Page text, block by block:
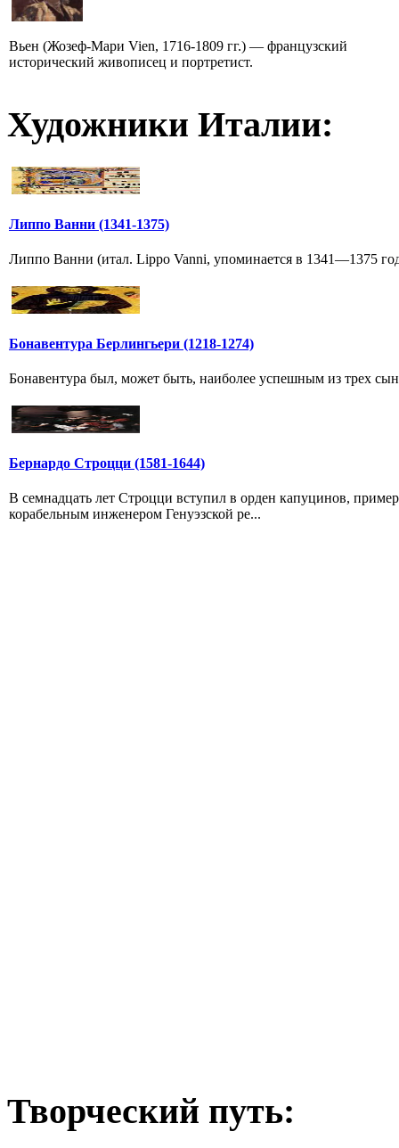
Вьен (Жозеф-Мари Vien, 1716-1809 гг.) — французский
исторический живописец и портретист.
Художники Италии:
Липпо Ванни (1341-1375)
Липпо Ванни (итал. Lippo Vanni, упоминается в 1341—1375
Бонавентура Берлингьери (1218-1274)
Бонавентура был, может быть, наиболее успешным из трех
Бернардо Строцци (1581-1644)
В семнадцать лет Строцци вступил в орден капуцинов,
корабельным инженером Генуэзской ре...
Творческий путь: